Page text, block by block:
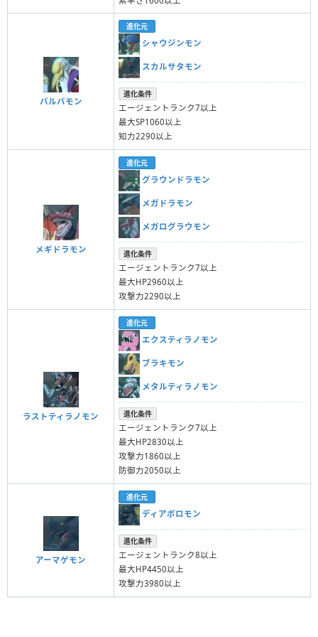
バルバモン
進化元
シャウジンモン
スカルサタモン
進化条件
エージェントランク7以上
最大SP1060以上
知力2290以上
メギドラモン
進化元
グラウンドラモン
メガドラモン
メガログラウモン
進化条件
エージェントランク7以上
最大HP2960以上
攻撃力2290以上
ラストティラノモン
進化元
エクスティラノモン
ブラキモン
メタルティラノモン
進化条件
エージェントランク7以上
最大HP2830以上
攻撃力1860以上
防御力2050以上
アーマゲモン
進化元
ディアボロモン
進化条件
エージェントランク8以上
最大HP4450以上
攻撃力3980以上